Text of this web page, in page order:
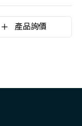
產品詢價